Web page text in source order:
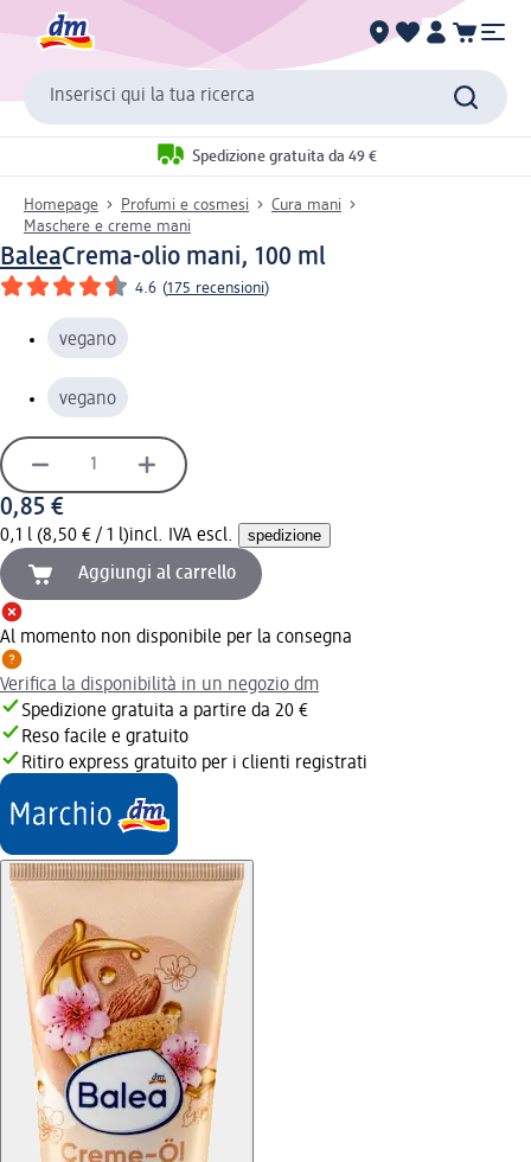
Inserisci qui la tua ricerca
Spedizione gratuita da 49 €
Homepage Profumi e cosmesi
Cura mani
Maschere e creme mani
BaleaCrema-olio mani, 100 ml
4.6 (175 recensioni)
vegano
vegano
0,85 €
0,1 l (8,50 € / 1 l)incl. IVA escl. spedizione
Aggiungi al carrello
Al momento non disponibile per la consegna
Verifica la disponibilità in un negozio dm
Spedizione gratuita a partire da 20 €
Reso facile e gratuito
Ritiro express gratuito per i clienti registrati